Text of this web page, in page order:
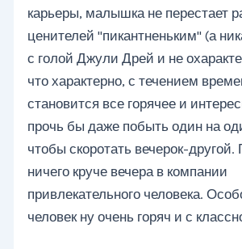
карьеры, малышка не перестает
ценителей "пикантненьким" (а
с голой Джули Дрей и не
что характерно, с течением
становится все горячее и
прочь бы даже побыть один на
чтобы скоротать вечерок-другой.
ничего круче вечера в компании
привлекательного человека.
человек ну очень горяч и с